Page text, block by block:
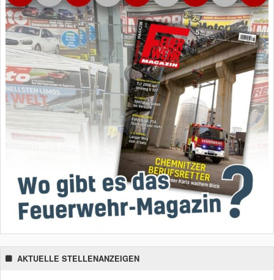
AKTUELLE STELLENANZEIGEN